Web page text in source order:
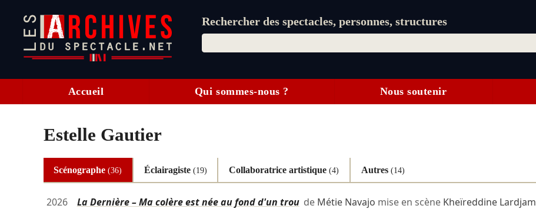
Rechercher des spectacles, personnes, structures
Accueil Qui sommes-nous ? Nous soutenir
Estelle Gautier
Scénographe(36) Éclairagiste (19) Collaboratrice artistique(4) Autres (14)
2026 La Dernière – Ma colère est née au fond d'un troude Métie Navajo mise en scène Kheïreddine Lardjam